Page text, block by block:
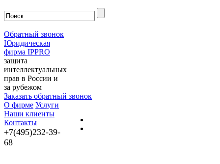
Обратный звонок
Юридическая
фирма IPPRO
защита
интеллектуальных
прав в России и
за рубежом
Заказать обратный звонок
О фирме Услуги
Наши клиенты
Контакты
+7(495)232-39-
68